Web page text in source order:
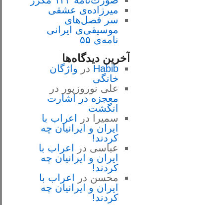
میرزاده‌ی عشقی
سر فصل‌هاى
موسيقى‌ی ايرانى
نامه‌ی ۵۵
آخرین دیدگاه‌ها
Habib در واژگان
خانگی
علی نوروزپور در
معجزه در اشارت
انگشت
سمیرا
در
اعراب با
ايران و ايرانيان چه
كردند!
عباسی در
اعراب با
ايران و ايرانيان چه
كردند!
محسن در
اعراب با
ايران و ايرانيان چه
كردند!